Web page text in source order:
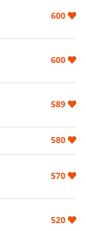
600
600
589
580
570
520